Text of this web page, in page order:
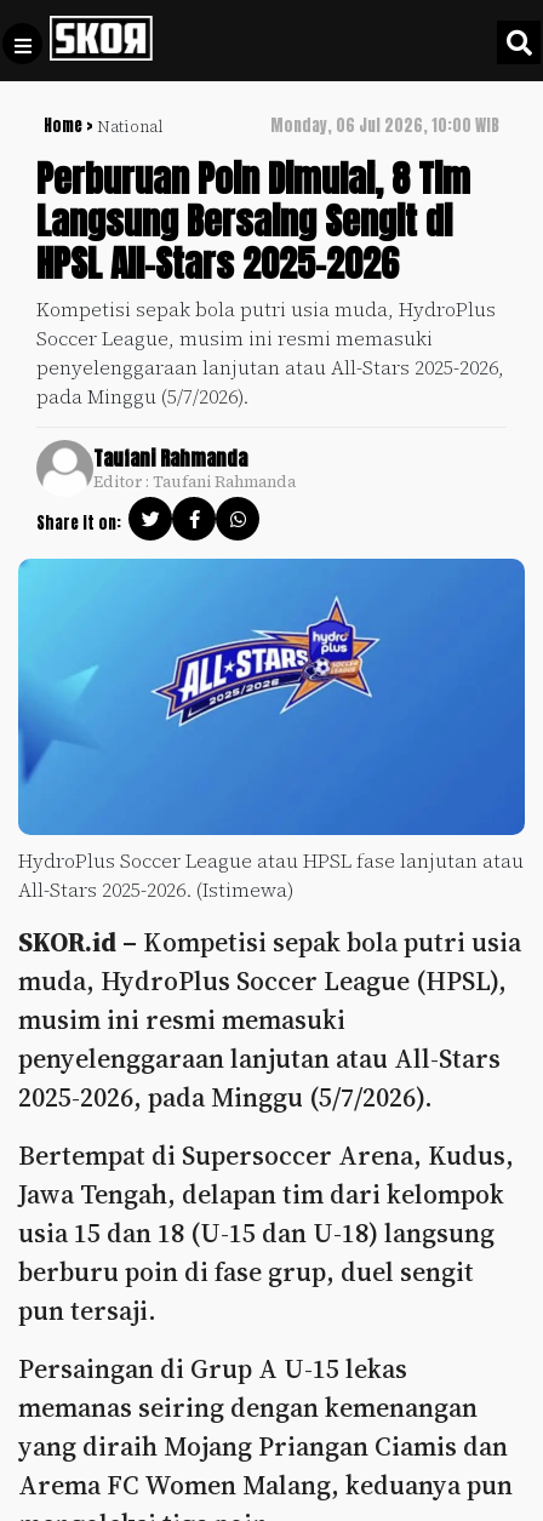
Home > National Monday, 06 Jul 2026, 10:00 WIB
Perburuan Poin Dimulai, 8 Tim
Langsung Bersaing Sengit di
HPSL All-Stars 2025-2026
Kompetisi sepak bola putri usia muda, HydroPlus
Soccer League, musim ini resmi memasuki
penyelenggaraan lanjutan atau All-Stars 2025-2026,
pada Minggu (5/7/2026).
Taufani Rahmanda
Editor : Taufani Rahmanda
Share it on:
HydroPlus Soccer League atau HPSL fase lanjutan atau
All-Stars 2025-2026. (Istimewa)
SKOR.id – Kompetisi sepak bola putri usia
muda, HydroPlus Soccer League (HPSL),
musim ini resmi memasuki
penyelenggaraan lanjutan atau All-Stars
2025-2026, pada Minggu (5/7/2026).
Bertempat di Supersoccer Arena, Kudus,
Jawa Tengah, delapan tim dari kelompok
usia 15 dan 18 (U-15 dan U-18) langsung
berburu poin di fase grup, duel sengit
pun tersaji.
Persaingan di Grup A U-15 lekas
memanas seiring dengan kemenangan
yang diraih Mojang Priangan Ciamis dan
Arema FC Women Malang, keduanya pun
Football +
Culture +
Update
+
Timnas
Indonesia
SKOR
SPECIAL
Video
Policy
Pedoman
Pemberitaan
Media
Siber
Tentang